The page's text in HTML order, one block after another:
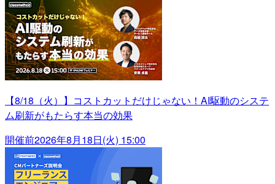
【8/18（火）】コストカットだけじゃない！AI駆動のシステ
ム刷新がもたらす本当の効果
開催前2026年8月18日(火) 15:00